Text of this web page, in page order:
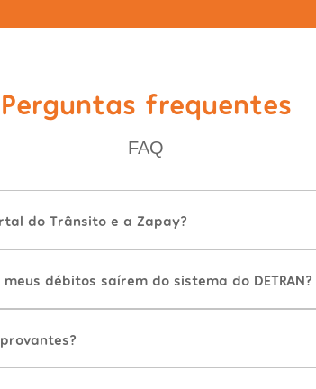
Perguntas frequentes
FAQ
do Trânsito e a Zapay?
débitos saírem do sistema do DETRAN?